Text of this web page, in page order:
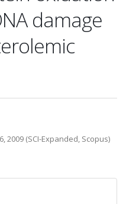
damage
2009 (SCI-Expanded, Scopus)